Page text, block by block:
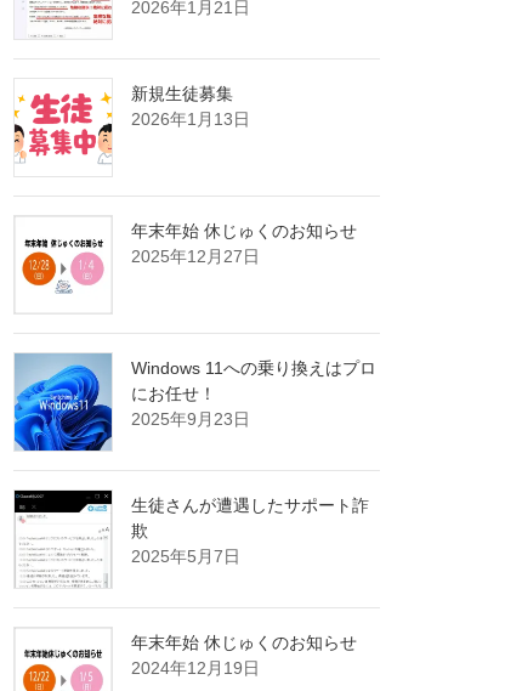
2026年1月21日
新規生徒募集
2026年1月13日
年末年始 休じゅくのお知らせ
2025年12月27日
Windows 11への乗り換えはプロ
にお任せ！
2025年9月23日
生徒さんが遭遇したサポート詐
欺
2025年5月7日
年末年始 休じゅくのお知らせ
2024年12月19日